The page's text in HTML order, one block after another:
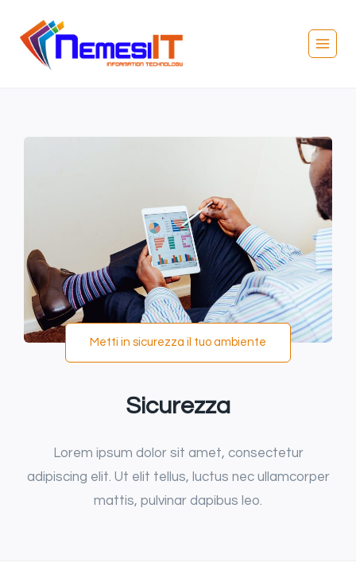
Metti in sicurezza il tuo ambiente
Sicurezza
Lorem ipsum dolor sit amet, consectetur
adipiscing elit. Ut elit tellus, luctus nec ullamcorper
mattis, pulvinar dapibus leo.